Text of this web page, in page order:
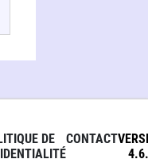
DE
CONTACT